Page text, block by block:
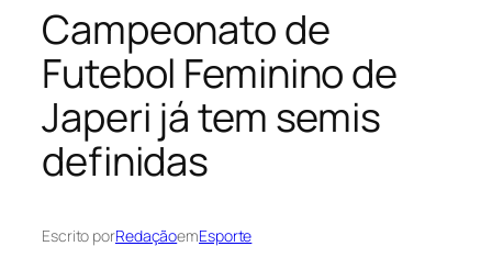
Campeonato de
Futebol Feminino de
Japeri já tem semis
definidas
Escrito porRedaçãoemEsporte